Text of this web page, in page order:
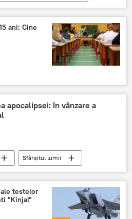
Washington
un
ani: Cine
apocalipsei: în vânzare a
Sfârșitul lumii
testelor
"Kinjal"